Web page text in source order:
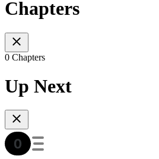
Chapters
0 Chapters
Up Next